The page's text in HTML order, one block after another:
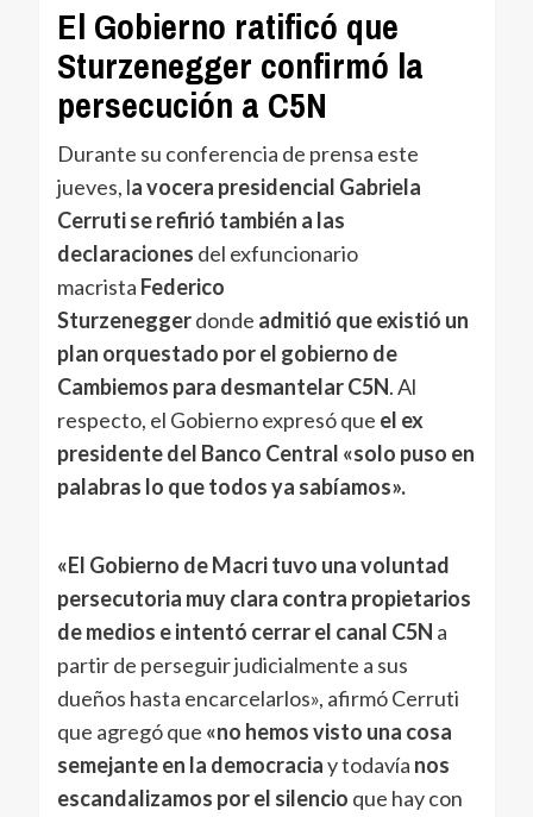
El Gobierno ratificó que
Sturzenegger confirmó la
persecución a C5N
Durante su conferencia de prensa este
jueves, la vocera presidencial Gabriela
Cerruti se refirió también a las
declaraciones del exfuncionario
macrista Federico
Sturzeneggerdonde admitió que existió un
plan orquestado por el gobierno de
Cambiemos para desmantelar C5N. Al
respecto, el Gobierno expresó que el ex
presidente del Banco Central «solo puso en
palabras lo que todos ya sabíamos».
«El Gobierno de Macri tuvo una voluntad
persecutoria muy clara contra propietarios
de medios e intentó cerrar el canal C5N a
partir de perseguir judicialmente a sus
dueños hasta encarcelarlos», afirmó Cerruti
que agregó que «no hemos visto una cosa
semejante en la democraciay todavía nos
escandalizamos por el silencio que hay con